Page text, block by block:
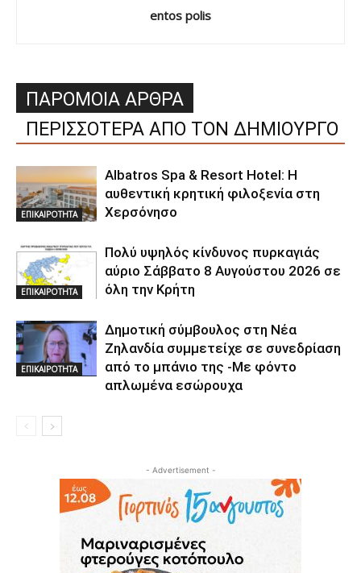
entos polis
ΠΑΡΟΜΟΙΑ ΑΡΘΡΑ
ΠΕΡΙΣΣΟΤΕΡΑ ΑΠΟ ΤΟΝ ΔΗΜΙΟΥΡΓΟ
ΕΠΙΚΑΙΡΟΤΗΤΑ
Albatros Spa & Resort Hotel: Η
αυθεντική κρητική φιλοξενία στη
Χερσόνησο
ΕΠΙΚΑΙΡΟΤΗΤΑ
Πολύ υψηλός κίνδυνος πυρκαγιάς
αύριο Σάββατο 8 Αυγούστου 2026 σε
όλη την Κρήτη
ΕΠΙΚΑΙΡΟΤΗΤΑ
Δημοτική σύμβουλος στη Νέα
Ζηλανδία συμμετείχε σε συνεδρίαση
από το μπάνιο της -Με φόντο
απλωμένα εσώρουχα
- Advertisement -